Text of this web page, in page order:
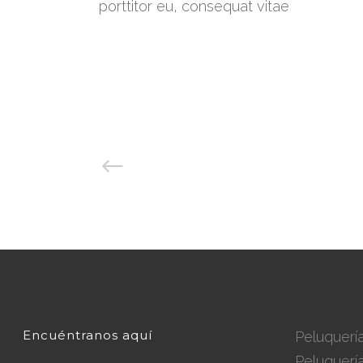
porttitor eu, consequat vitae
Encuéntranos aquí